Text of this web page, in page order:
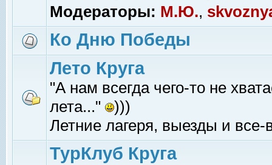
Модераторы: М.Ю.,
Ко Дню Победы
Лето Круга
"А нам всегда чего-то не
лета..."
)))
Летние лагеря, выезды и все-
ТурКлуб Круга